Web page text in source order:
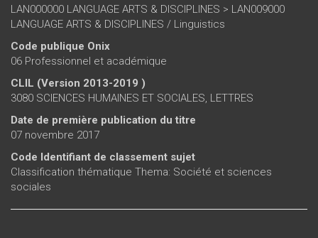
LAN000000 LANGUAGE ARTS & DISCIPLINES > LAN009000
LANGUAGE ARTS & DISCIPLINES / Linguistics
Code publique Onix
06 Professionnel et académique
CLIL (Version 2013-2019 )
3080 SCIENCES HUMAINES ET SOCIALES, LETTRES
Date de première publication du titre
07 novembre 2017
Code Identifiant de classement sujet
Classification thématique Thema: Société et sciences
sociales